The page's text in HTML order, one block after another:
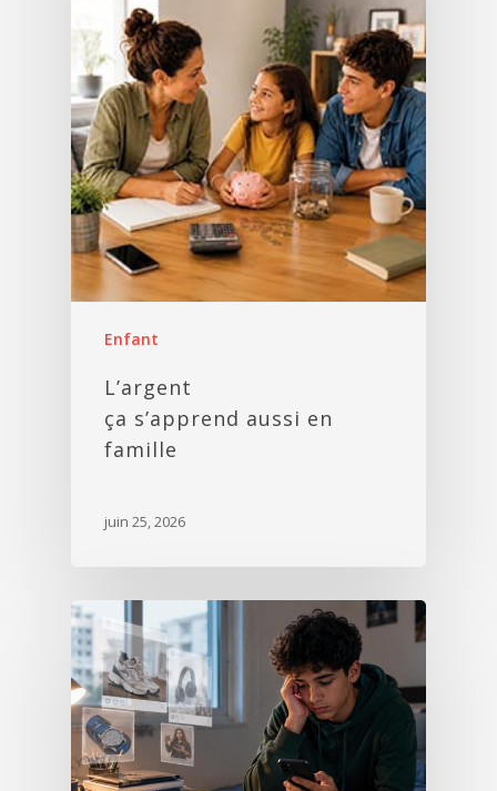
Enfant
L’argent
ça s’apprend aussi en
famille
juin 25, 2026